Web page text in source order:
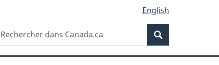
English
Recherche